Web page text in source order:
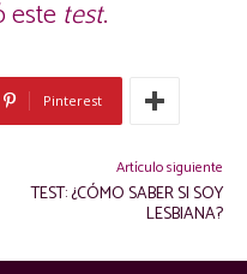
estetest.
Pinterest
Artículo siguiente
TEST: ¿CÓMO SABER SI SOY
LESBIANA?